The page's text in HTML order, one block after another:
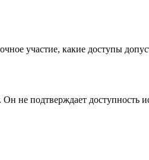
участие, какие доступы
не подтверждает доступность